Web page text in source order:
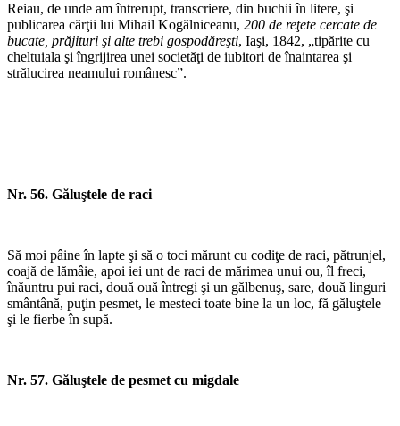
Reiau, de unde am întrerupt, transcriere, din buchii în litere, şi
publicarea cărţii lui Mihail Kogălniceanu, 200 de reţete cercate de
bucate, prăjituri şi alte trebi gospodăreşti, Iaşi, 1842, „tipărite cu
cheltuiala şi îngrijirea unei societăţi de iubitori de înaintarea şi
strălucirea neamului românesc”.
Nr. 56. Găluştele de raci
Să moi pâine în lapte şi să o toci mărunt cu codiţe de raci, pătrunjel,
coajă de lămâie, apoi iei unt de raci de mărimea unui ou, îl freci,
înăuntru pui raci, două ouă întregi şi un gălbenuş, sare, două linguri
smântână, puţin pesmet, le mesteci toate bine la un loc, fă găluştele
şi le fierbe în supă.
Nr. 57. Găluştele de pesmet cu migdale